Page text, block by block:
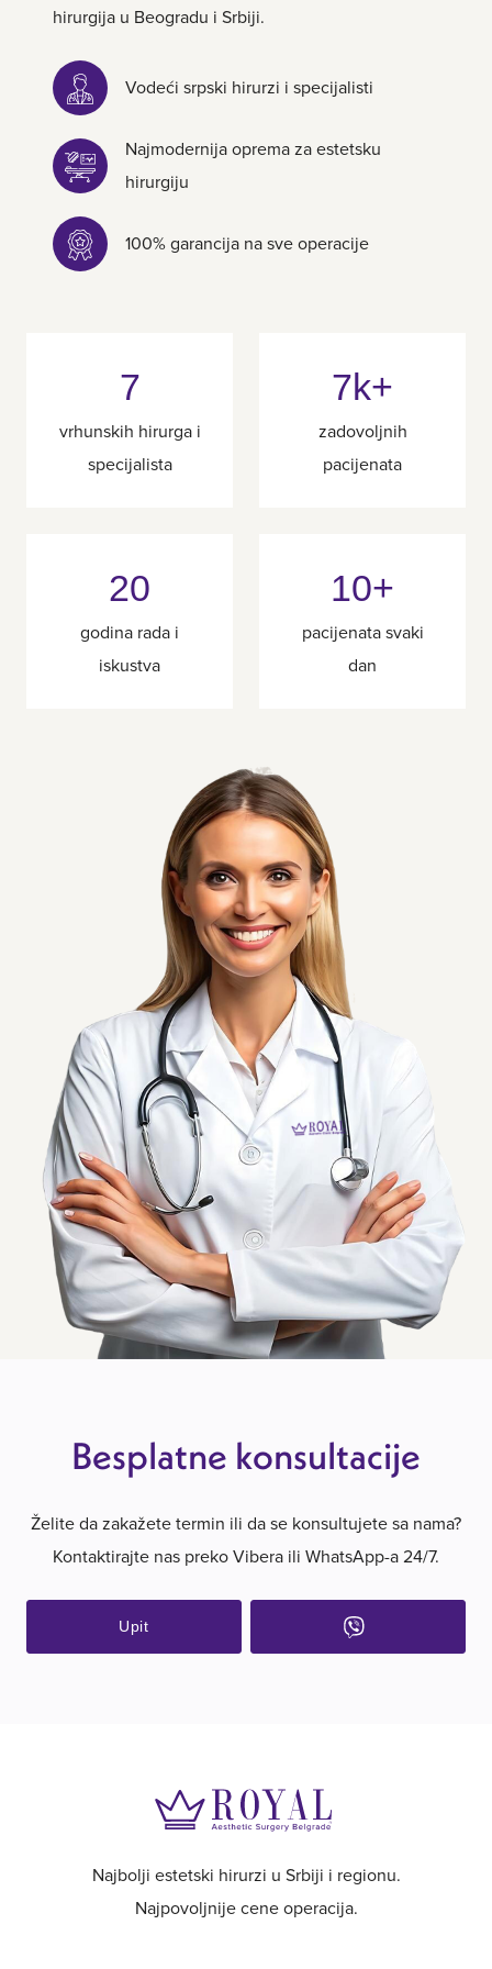
hirurgija u Beogradu i Srbiji.
Vodeći srpski hirurzi i specijalisti
Najmodernija oprema za estetsku
hirurgiju
100% garancija na sve operacije
7
vrhunskih hirurga i
specijalista
7k+
zadovoljnih
pacijenata
20
godina rada i
iskustva
10+
pacijenata svaki
dan
Besplatne konsultacije
Želite da zakažete termin ili da se konsultujete sa nama?
Kontaktirajte nas preko Vibera ili WhatsApp-a 24/7.
Upit
Najbolji estetski hirurzi u Srbiji i regionu.
Najpovoljnije cene operacija.